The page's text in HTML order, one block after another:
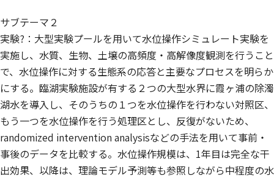
サブテーマ２
実験?：大型実験プールを用いて水位操作シミュレート実験を
実施し、水質、生物、土壌の高頻度・高解像度観測を行うこと
で、水位操作に対する生態系の応答と主要なプロセスを明らか
にする。臨湖実験施設が有する２つの大型水界に霞ヶ浦の除濁
湖水を導入し、そのうちの１つを水位操作を行わない対照区、
もう一つを水位操作を行う処理区とし、反復がないため、
randomized intervention analysisなどの手法を用いて事前・
事後のデータを比較する。水位操作規模は、1年目は完全な干
出効果、以降は、理論モデル予測等も参照しながら中程度の水